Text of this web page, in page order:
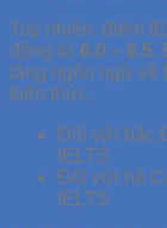
Tuy nhiên, điểm
động từ 6.0 – 6.5.
tảng ngôn ngữ về
kiến thức.
Đối với bậc
IELTS
Đối với hệ
IELTS